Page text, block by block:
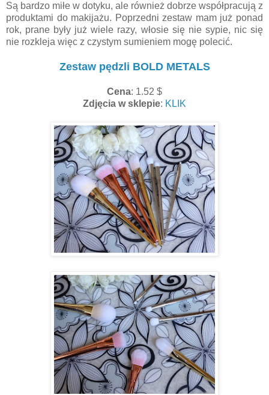
Są bardzo miłe w dotyku, ale również dobrze współpracują z
produktami do makijażu. Poprzedni zestaw mam już ponad
rok, prane były już wiele razy, włosie się nie sypie, nic się
nie rozkleja więc z czystym sumieniem mogę polecić.
Zestaw pędzli BOLD METALS
Cena: 1.52 $
Zdjęcia w sklepie: KLIK